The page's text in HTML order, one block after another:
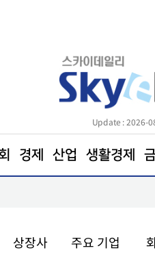
Update : 2026-
경제 산업 생활경제
상장사 주요 기업